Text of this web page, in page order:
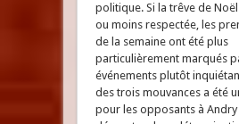
politique. Si la trêve de
ou moins respectée, les
de la semaine ont été plus
particulièrement marqués
événements plutôt
des trois mouvances a été
pour les opposants à Andry